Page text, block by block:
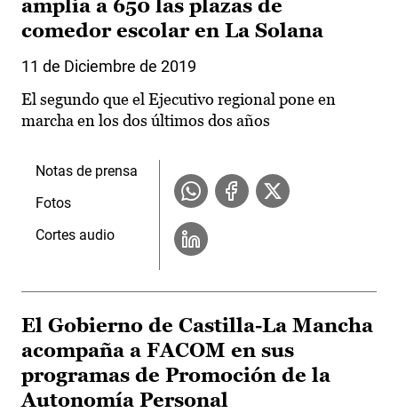
amplia a 650 las plazas de
comedor escolar en La Solana
11 de Diciembre de 2019
El segundo que el Ejecutivo regional pone en
marcha en los dos últimos dos años
Notas de prensa
Fotos
Cortes audio
El Gobierno de Castilla-La Mancha
acompaña a FACOM en sus
programas de Promoción de la
Autonomía Personal